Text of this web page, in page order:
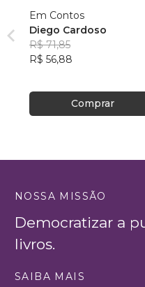
Em Contos
Diego Cardoso
R$ 71,85
R$ 56,88
Comprar
NOSSA MISSÃO
Democratizar a
livros.
SAIBA MAIS